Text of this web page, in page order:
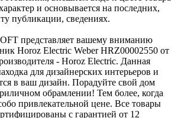
и основывается на последних,
публикации, сведениях.
представляет вашему вниманию
Horoz Electric Weber HRZ00002550 от
- Horoz Electric. Данная
для дизайнерских интерьеров и
в ваш дизайн. Порадуйте свой дом
обрамлении! Тем более, когда
привлекательной цене. Все товары
с гарантией от 12